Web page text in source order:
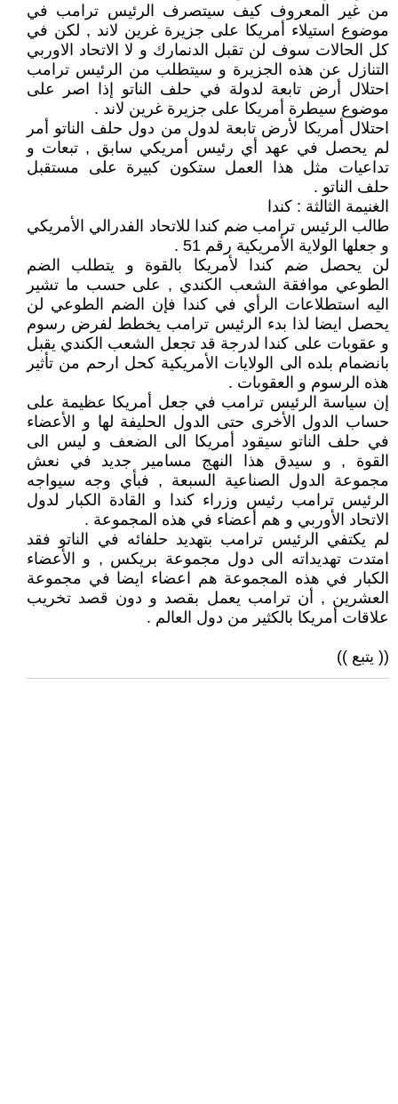
من غير المعروف كيف سيتصرف الرئيس ترامب في
موضوع استيلاء أمريكا على جزيرة غرين لاند , لكن في
كل الحالات سوف لن تقبل الدنمارك و لا الاتحاد الاوربي
التنازل عن هذه الجزيرة و سيتطلب من الرئيس ترامب
احتلال أرض تابعة لدولة في حلف الناتو إذا اصر على
موضوع سيطرة أمريكا على جزيرة غرين لاند .
احتلال أمريكا لأرض تابعة لدول من دول حلف الناتو أمر
لم يحصل في عهد أي رئيس أمريكي سابق , تبعات و
تداعيات مثل هذا العمل ستكون كبيرة على مستقبل
حلف الناتو .
الغنيمة الثالثة : كندا
طالب الرئيس ترامب ضم كندا للاتحاد الفدرالي الأمريكي
و جعلها الولاية الأمريكية رقم 51 .
لن يحصل ضم كندا لأمريكا بالقوة و يتطلب الضم
الطوعي موافقة الشعب الكندي , على حسب ما تشير
اليه استطلاعات الرأي في كندا فإن الضم الطوعي لن
يحصل ايضا لذا بدء الرئيس ترامب يخطط لفرض رسوم
و عقوبات على كندا لدرجة قد تجعل الشعب الكندي يقبل
بانضمام بلده الى الولايات الأمريكية كحل ارحم من تأثير
هذه الرسوم و العقوبات .
إن سياسة الرئيس ترامب في جعل أمريكا عظيمة على
حساب الدول الأخرى حتى الدول الحليفة لها و الأعضاء
في حلف الناتو سيقود أمريكا الى الضعف و ليس الى
القوة , و سيدق هذا النهج مسامير جديد في نعش
مجموعة الدول الصناعية السبعة , فبأي وجه سيواجه
الرئيس ترامب رئيس وزراء كندا و القادة الكبار لدول
الاتحاد الأوربي و هم أعضاء في هذه المجموعة .
لم يكتفي الرئيس ترامب بتهديد حلفائه في الناتو فقد
امتدت تهديداته الى دول مجموعة بريكس , و الأعضاء
الكبار في هذه المجموعة هم اعضاء ايضا في مجموعة
العشرين , أن ترامب يعمل بقصد و دون قصد تخريب
علاقات أمريكا بالكثير من دول العالم .
(( يتبع ))